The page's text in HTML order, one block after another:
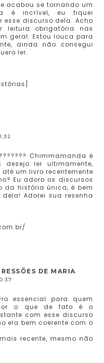
acabou se tornando um
é incrível, eu fiquei
esse discurso dela. Acho
leitura obrigatória nas
geral. Estou louca para
ainda não consegui
ler.
Chimmamanda é
ler ultimamente,
um livro recentemente
Eu adoro os discursos
da história única, é bem
Adorei sua resenha
DE MARIA
essencial para quem
o que de fato é o
com esse discurso
ela bem coerente com o
recente, mesmo não